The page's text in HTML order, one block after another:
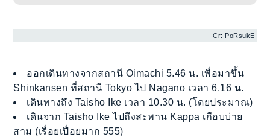
Cr: PoRsukE
ออกเดินทางจากสถานี Oimachi 5.46 น. เพื่อมาขึ้น
Shinkansen ที่สถานี Tokyo ไป Nagano เวลา 6.16 น.
เดินทางถึง Taisho Ike เวลา 10.30 น. (โดยประมาณ)
เดินจาก Taisho Ike ไปถึงสะพาน Kappa เกือบบ่าย
สาม (เรื่อยเปื่อยมาก 555)